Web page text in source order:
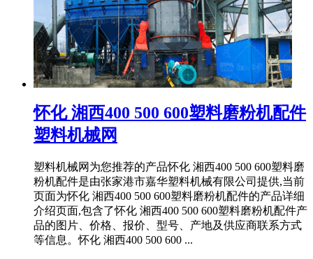
怀化 湘西400 500 600塑料磨粉机配件
塑料机械网
塑料机械网为您推荐的产品怀化 湘西400 500 600塑料磨
粉机配件是由张家港市嘉华塑料机械有限公司提供,当前
页面为怀化 湘西400 500 600塑料磨粉机配件的产品详细
介绍页面,包含了怀化 湘西400 500 600塑料磨粉机配件产
品的图片、价格、报价、型号、产地及供应商联系方式
等信息。怀化 湘西400 500 600 ...